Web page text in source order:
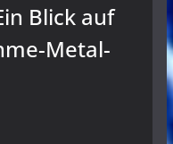
Blick auf
Metal-